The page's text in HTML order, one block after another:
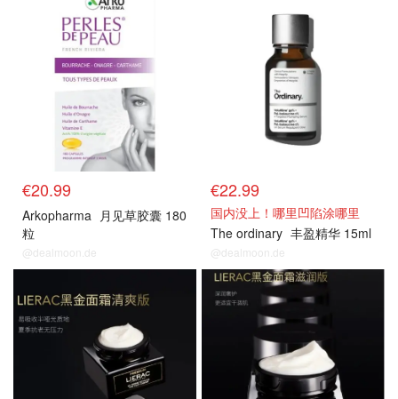
€20.99
Arkopharma 月见草胶囊 180
粒
@dealmoon.de
€22.99
国内没上！哪里凹陷涂哪里
The ordinary 丰盈精华 15ml
@dealmoon.de